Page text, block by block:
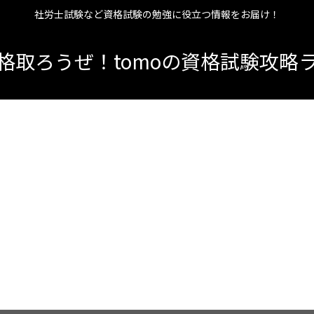
社労士試験など資格試験の勉強に役立つ情報をお届け！
取ろうぜ！tomoの資格試験攻略